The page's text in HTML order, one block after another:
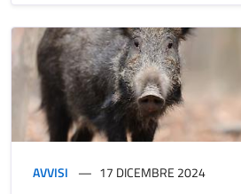
AVVISI 17 DICEMBRE 2024